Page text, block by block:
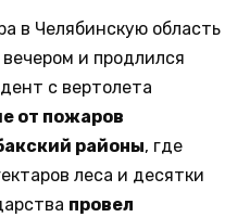
в Челябинскую область
и продлился
с вертолета
от пожаров
районы, где
леса и десятки
провел